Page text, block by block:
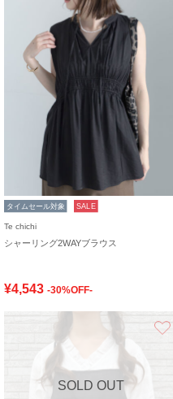
タイムセール対象 SALE
Te chichi
シャーリング2WAYブラウス
¥4,543 -30%OFF-
SOLD OUT